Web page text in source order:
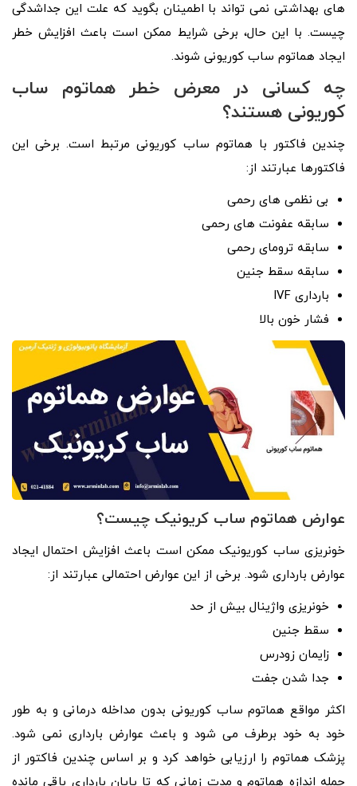
های بهداشتی نمی تواند با اطمینان بگوید که علت این جداشدگی
چیست. با این حال، برخی شرایط ممکن است باعث افزایش خطر
ایجاد هماتوم ساب کوریونی شوند.
چه کسانی در معرض خطر هماتوم ساب
کوریونی هستند؟
چندین فاکتور با هماتوم ساب کوریونی مرتبط است. برخی این
فاکتورها عبارتند از:
بی نظمی های رحمی
سابقه عفونت های رحمی
سابقه ترومای رحمی
سابقه سقط جنین
بارداری IVF
فشار خون بالا
عوارض هماتوم ساب کریونیک چیست؟
خونریزی ساب کوریونیک ممکن است باعث افزایش احتمال ایجاد
عوارض بارداری شود. برخی از این عوارض احتمالی عبارتند از:
خونریزی واژینال بیش از حد
سقط جنین
زایمان زودرس
جدا شدن جفت
اکثر مواقع هماتوم ساب کوریونی بدون مداخله درمانی و به طور
خود به خود برطرف می شود و باعث عوارض بارداری نمی شود.
پزشک هماتوم را ارزیابی خواهد کرد و بر اساس چندین فاکتور از
جمله اندازه هماتوم و مدت زمانی که تا پایان بارداری باقی مانده